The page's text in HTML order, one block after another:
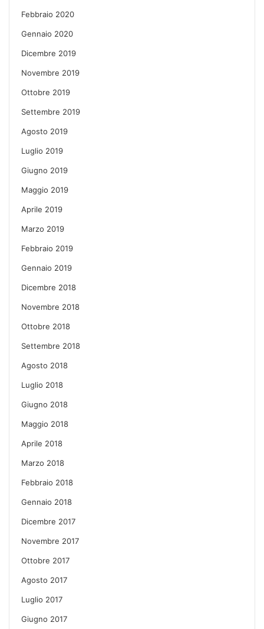
Febbraio 2020
Gennaio 2020
Dicembre 2019
Novembre 2019
Ottobre 2019
Settembre 2019
Agosto 2019
Luglio 2019
Giugno 2019
Maggio 2019
Aprile 2019
Marzo 2019
Febbraio 2019
Gennaio 2019
Dicembre 2018
Novembre 2018
Ottobre 2018
Settembre 2018
Agosto 2018
Luglio 2018
Giugno 2018
Maggio 2018
Aprile 2018
Marzo 2018
Febbraio 2018
Gennaio 2018
Dicembre 2017
Novembre 2017
Ottobre 2017
Agosto 2017
Luglio 2017
Giugno 2017